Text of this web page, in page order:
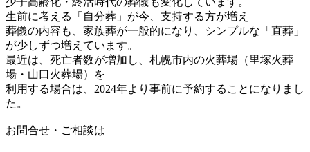
生前に考える「自分葬」が今、支持する方が増え
葬儀の内容も、家族葬が一般的になり、シンプルな「直葬」
が少しずつ増えています。
最近は、死亡者数が増加し、札幌市内の火葬場（里塚火葬
場・山口火葬場）を
利用する場合は、2024年より事前に予約することになりまし
た。
お問合せ・ご相談は